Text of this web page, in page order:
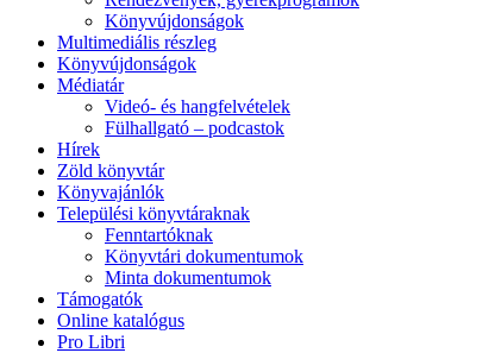
Könyvújdonságok
Multimediális részleg
Könyvújdonságok
Médiatár
Videó- és hangfelvételek
Fülhallgató – podcastok
Hírek
Zöld könyvtár
Könyvajánlók
Települési könyvtáraknak
Fenntartóknak
Könyvtári dokumentumok
Minta dokumentumok
Támogatók
Online katalógus
Pro Libri